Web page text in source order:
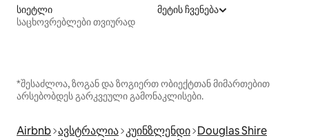
სიეტლი
საცხოვრებლები თვიურად
მეტის ჩვენება
*შესაძლოა, ზოგან და ზოგიერთ ობიექტთან მიმართებით
არსებობდეს გარკვეული გამონაკლისები.
Airbnb ავსტრალია კუინზლენდი Douglas Shire